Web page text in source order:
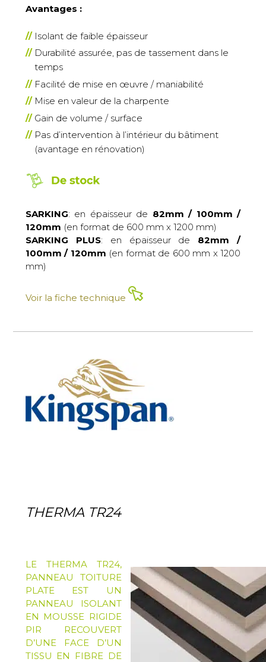
Avantages :
Isolant de faible épaisseur
Durabilité assurée, pas de tassement dans le
temps
Facilité de mise en œuvre / maniabilité
Mise en valeur de la charpente
Gain de volume / surface
Pas d’intervention à l’intérieur du bâtiment
(avantage en rénovation)
SARKING: en épaisseur de 82mm / 100mm /
120mm (en format de 600 mm x 1200 mm)
SARKING PLUS: en épaisseur de 82mm /
100mm / 120mm (en format de 600 mm x 1200
mm)
Voir la fiche technique
THERMA TR24
LE THERMA TR24,
PANNEAU TOITURE
PLATE EST UN
PANNEAU ISOLANT
EN MOUSSE RIGIDE
PIR RECOUVERT
D’UNE FACE D’UN
TISSU EN FIBRE DE